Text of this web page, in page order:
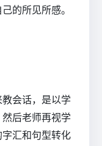
的所见所感。
会话，是以学
后老师再视学
汇和句型转化